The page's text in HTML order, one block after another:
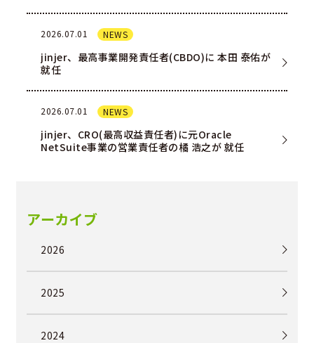
2026.07.01 NEWS
jinjer、最高事業開発責任者(CBDO)に 本田 泰佑が
就任
2026.07.01 NEWS
jinjer、CRO(最高収益責任者)に元Oracle
NetSuite事業の営業責任者の橘 浩之が 就任
アーカイブ
2026
2025
2024